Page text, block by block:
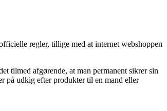
regler, tillige med at internet webshoppen
tilmed afgørende, at man permanent sikrer sin
på udkig efter produkter til en mand eller